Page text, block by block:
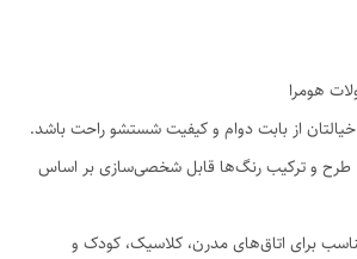
هومرا
طرح و ترکیب رنگ‌ها قابل شخصی‌سازی بر اساس
برای اتاق‌های مدرن، کلاسیک، کودک و